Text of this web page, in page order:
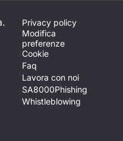
Privacy policy
Modifica
preferenze
Cookie
Faq
Lavora con noi
SA8000Phishing
Whistleblowing